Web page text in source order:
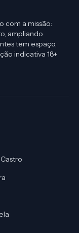
com a missão:
ampliando
tem espaço,
indicativa 18+